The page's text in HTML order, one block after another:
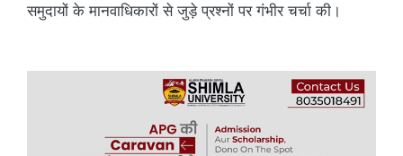
समुदायों के मानवाधिकारों से जुड़े प्रश्नों पर गंभीर चर्चा की।